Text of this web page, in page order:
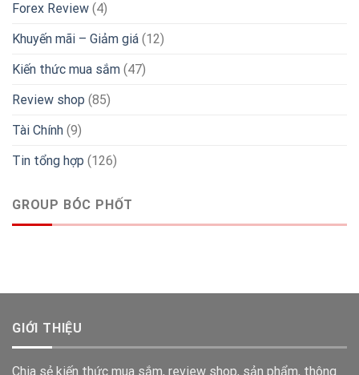
Forex Review (4)
Khuyến mãi – Giảm giá (12)
Kiến thức mua sắm (47)
Review shop (85)
Tài Chính (9)
Tin tổng hợp (126)
GROUP BÓC PHỐT
GIỚI THIỆU
Chia sẻ kiến thức mua sắm, review shop, sản phẩm, thông